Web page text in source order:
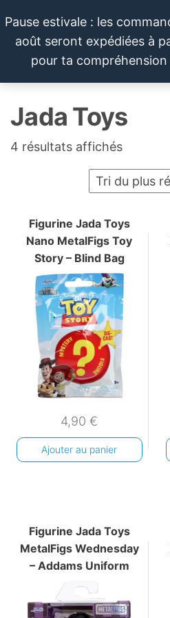
au
contenu
Pause estivale : les
août seront expédiées à
pour ta
LE
DU
Cartes
et
produits
autour
du
sport et
pop
culture
Jada Toys
4 résultats affichésTrié
plus
au
plus
ancien
Figurine Jada Toys
Nano MetalFigs Toy
Story – Blind Bag
4,90€
Ajouter au panier
Figurine Jada Toys
MetalFigs Wednesday
– Addams Uniform